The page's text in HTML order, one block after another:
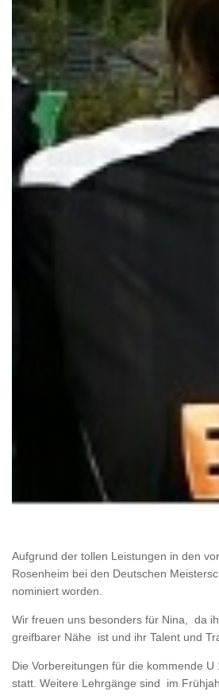
Aufgrund der tollen Leistungen in den
Rosenheim bei den Deutschen
nominiert worden.
Wir freuen uns besonders für Nina, da
greifbarer Nähe ist und ihr Talent und
Die Vorbereitungen für die kommende
statt. Weitere Lehrgänge sind im